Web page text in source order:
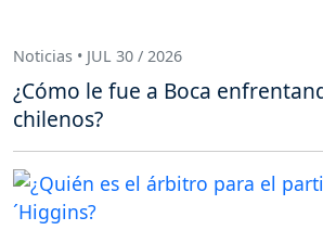
Noticias • JUL 30 / 2026
¿Cómo le fue a Boca
chilenos?